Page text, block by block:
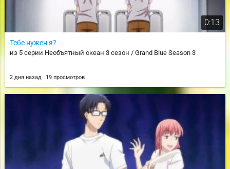
0:13
Тебе нужен я?
из 5 серии Необъятный океан 3 сезон / Grand Blue Season 3
2 дня назад 19 просмотров